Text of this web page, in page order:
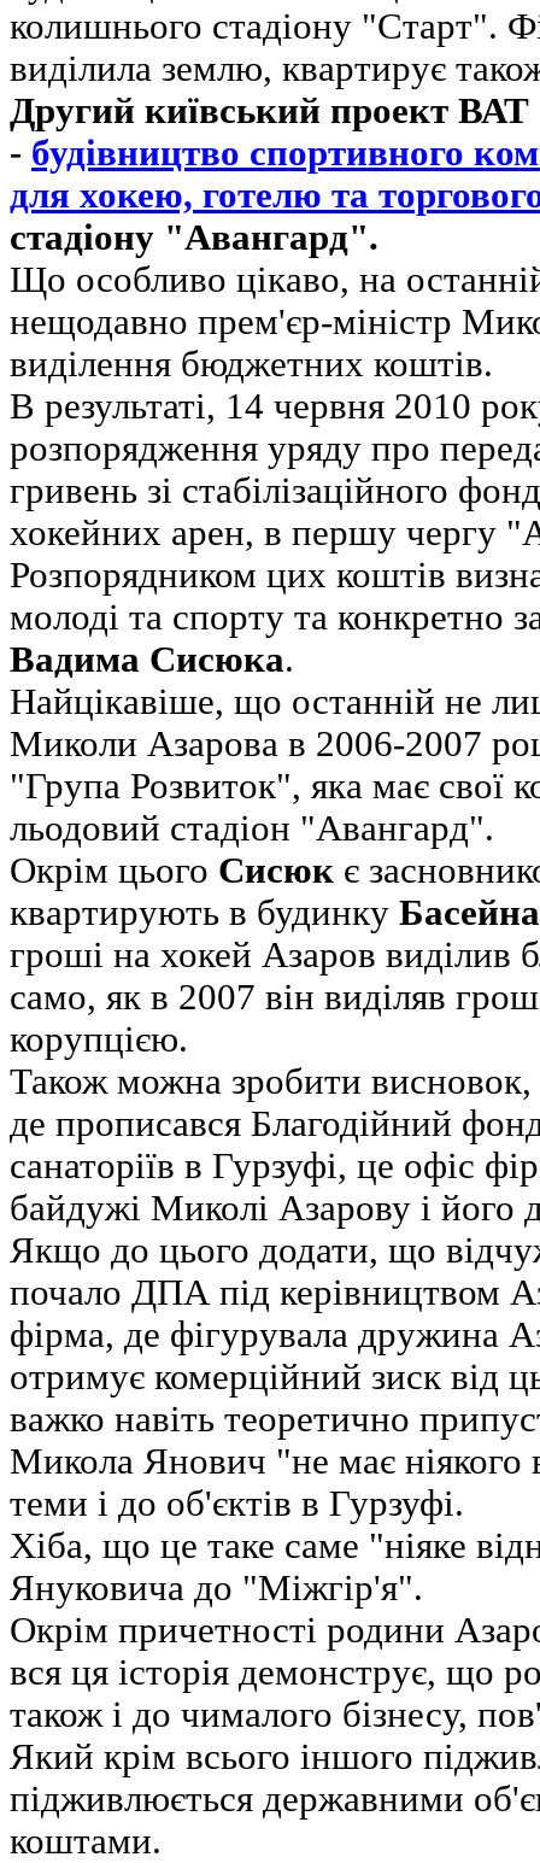
колишнього стадіону "Старт".
виділила землю, квартирує
Другий київський проект
- будівництво спортивного
для хокею, готелю та
стадіону "Авангард".
Що особливо цікаво, на
нещодавно прем'єр-міністр
виділення бюджетних коштів.
В результаті, 14 червня 2010
розпорядження уряду про
гривень зі стабілізаційного
хокейних арен, в першу чергу
Розпорядником цих коштів
молоді та спорту та конкретно
Вадима Сисюка.
Найцікавіше, що останній не
Миколи Азарова в 2006-2007
"Група Розвиток", яка має свої
льодовий стадіон "Авангард".
Окрім цього Сисюк є
квартирують в будинку
гроші на хокей Азаров виділив
само, як в 2007 він виділяв
корупцією.
Також можна зробити
де прописався Благодійний
санаторіїв в Гурзуфі, це офіс
байдужі Миколі Азарову і його
Якщо до цього додати, що
почало ДПА під керівництвом
фірма, де фігурувала дружина
отримує комерційний зиск від
важко навіть теоретично
Микола Янович "не має ніякого
теми і до об'єктів в Гурзуфі.
Хіба, що це таке саме "ніяке
Януковича до "Міжгір'я".
Окрім причетності родини
вся ця історія демонструє, що
також і до чималого бізнесу,
Який крім всього іншого
підживлюється державними
коштами.